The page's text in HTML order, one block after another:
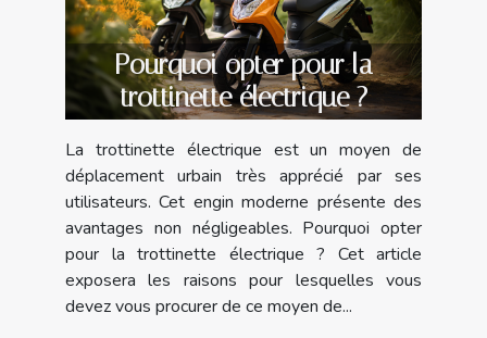
Pourquoi opter pour la
trottinette électrique ?
La trottinette électrique est un moyen de
déplacement urbain très apprécié par ses
utilisateurs. Cet engin moderne présente des
avantages non négligeables. Pourquoi opter
pour la trottinette électrique ? Cet article
exposera les raisons pour lesquelles vous
devez vous procurer de ce moyen de...